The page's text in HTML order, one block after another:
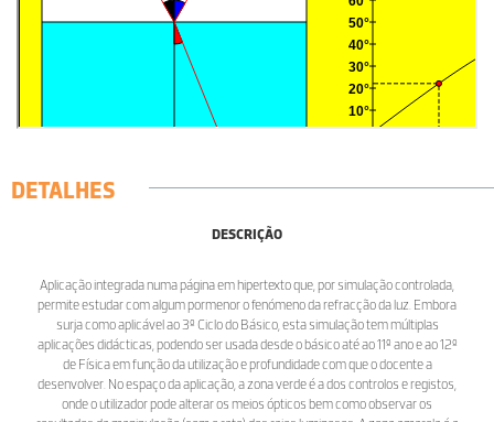
DETALHES
DESCRIÇÃO
Aplicação integrada numa página em hipertexto que, por simulação controlada,
permite estudar com algum pormenor o fenómeno da refracção da luz. Embora
surja como aplicável ao 3º Ciclo do Básico, esta simulação tem múltiplas
aplicações didácticas, podendo ser usada desde o básico até ao 11º ano e ao 12º
de Física em função da utilização e profundidade com que o docente a
desenvolver. No espaço da aplicação, a zona verde é a dos controlos e registos,
onde o utilizador pode alterar os meios ópticos bem como observar os